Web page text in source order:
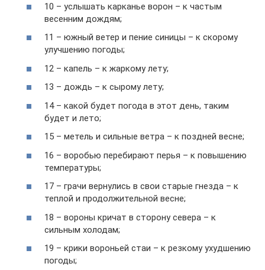
10 – услышать карканье ворон – к частым
весенним дождям;
11 – южный ветер и пение синицы – к скорому
улучшению погоды;
12 – капель – к жаркому лету;
13 – дождь – к сырому лету;
14 – какой будет погода в этот день, таким
будет и лето;
15 – метель и сильные ветра – к поздней весне;
16 – воробью перебирают перья – к повышению
температуры;
17 – грачи вернулись в свои старые гнезда – к
теплой и продолжительной весне;
18 – вороны кричат в сторону севера – к
сильным холодам;
19 – крики вороньей стаи – к резкому ухудшению
погоды;